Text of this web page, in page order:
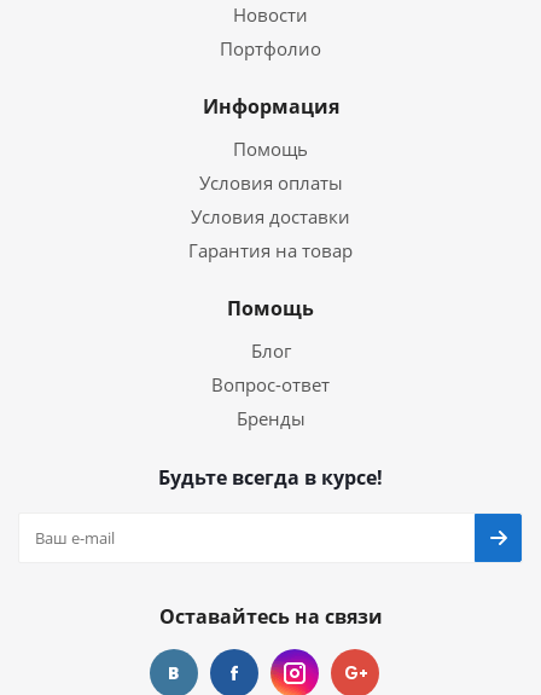
Новости
Портфолио
Информация
Помощь
Условия оплаты
Условия доставки
Гарантия на товар
Помощь
Блог
Вопрос-ответ
Бренды
Будьте всегда в курсе!
Оставайтесь на связи